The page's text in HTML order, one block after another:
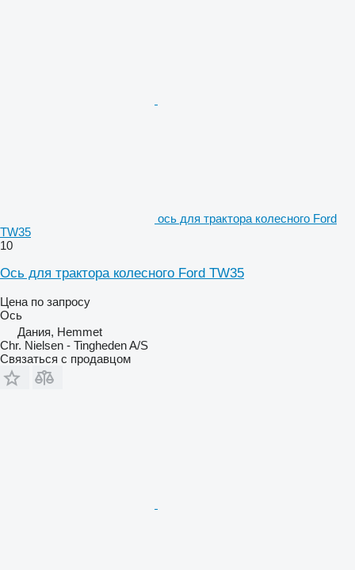
ось для трактора колесного Ford
TW35
10
Ось для трактора колесного Ford TW35
Цена по запросу
Ось
Дания, Hemmet
Chr. Nielsen - Tingheden A/S
Связаться с продавцом